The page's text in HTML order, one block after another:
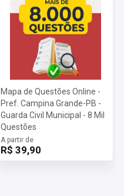
Mapa de Questões Online -
Pref. Campina Grande-PB -
Guarda Civil Municipal - 8 Mil
Questões
A partir de
R$ 39,90